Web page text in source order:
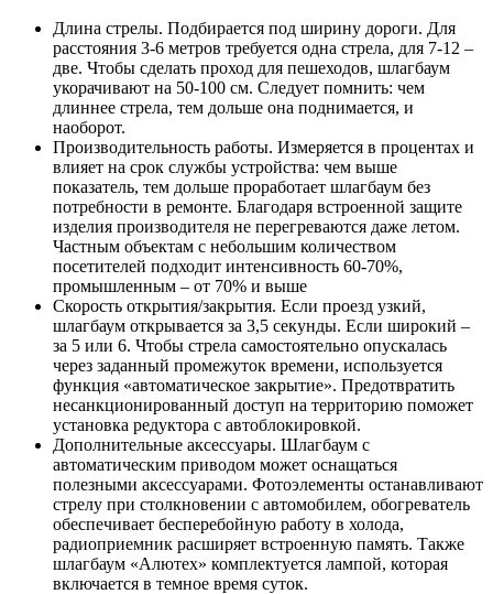
Длина стрелы. Подбирается под ширину дороги. Для
расстояния 3-6 метров требуется одна стрела, для 7-12 –
две. Чтобы сделать проход для пешеходов, шлагбаум
укорачивают на 50-100 см. Следует помнить: чем
длиннее стрела, тем дольше она поднимается, и
наоборот.
Производительность работы. Измеряется в процентах и
влияет на срок службы устройства: чем выше
показатель, тем дольше проработает шлагбаум без
потребности в ремонте. Благодаря встроенной защите
изделия производителя не перегреваются даже летом.
Частным объектам с небольшим количеством
посетителей подходит интенсивность 60-70%,
промышленным – от 70% и выше
Скорость открытия/закрытия. Если проезд узкий,
шлагбаум открывается за 3,5 секунды. Если широкий –
за 5 или 6. Чтобы стрела самостоятельно опускалась
через заданный промежуток времени, используется
функция «автоматическое закрытие». Предотвратить
несанкционированный доступ на территорию поможет
установка редуктора с автоблокировкой.
Дополнительные аксессуары. Шлагбаум с
автоматическим приводом может оснащаться
полезными аксессуарами. Фотоэлементы останавливают
стрелу при столкновении с автомобилем, обогреватель
обеспечивает бесперебойную работу в холода,
радиоприемник расширяет встроенную память. Также
шлагбаум «Алютех» комплектуется лампой, которая
включается в темное время суток.